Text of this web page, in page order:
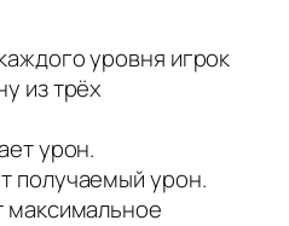
уровня игрок
из трёх
урон.
получаемый урон.
максимальное